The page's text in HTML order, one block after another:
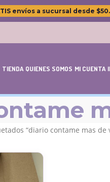
envíos a sucursal desde
TIENDA QUIENES SOMOS MI CUENTA
“diario contame mas de